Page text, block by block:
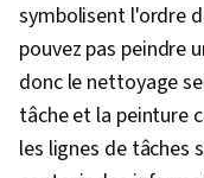
symbolisent l'ordre
pouvez pas peindre
donc le nettoyage
tâche et la peinture
les lignes de tâches